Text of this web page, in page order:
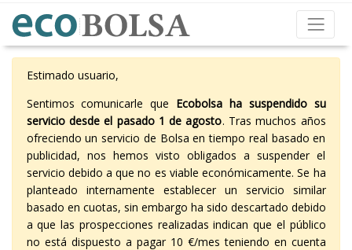
Estimado usuario,
Sentimos comunicarle que Ecobolsa ha suspendido su
servicio desde el pasado 1 de agosto. Tras muchos años
ofreciendo un servicio de Bolsa en tiempo real basado en
publicidad, nos hemos visto obligados a suspender el
servicio debido a que no es viable económicamente. Se ha
planteado internamente establecer un servicio similar
basado en cuotas, sin embargo ha sido descartado debido
a que las prospecciones realizadas indican que el público
no está dispuesto a pagar 10 €/mes teniendo en cuenta